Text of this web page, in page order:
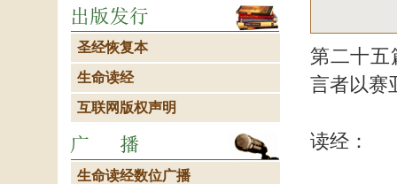
第二十
言者以赛
读经：
圣经恢复本
生命读经
互联网版权声明
生命读经数位广播